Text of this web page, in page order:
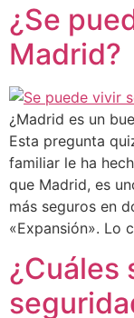
¿Se
Madrid?
¿Madrid es un
Esta pregunta
familiar le ha
que Madrid, es
más seguros en
«Expansión». Lo
¿Cuáles